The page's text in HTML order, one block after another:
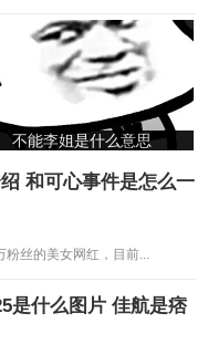
不能李姐是什么意思
和可心事件是怎么一
丝的美女网红，目前...
是什么图片 佳航是痞